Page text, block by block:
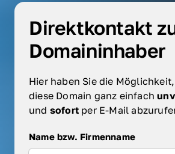
Direktkontakt
Domaininhaber
Hier haben Sie die
diese Domain ganz einfach
und sofort per E-Mail
Name bzw. Firmenname
Name bzw. Firmenname